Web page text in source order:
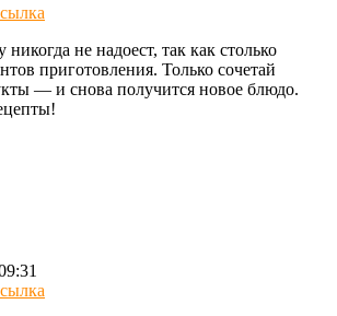
не надоест, так как столько
приготовления. Только сочетай
— и снова получится новое блюдо.